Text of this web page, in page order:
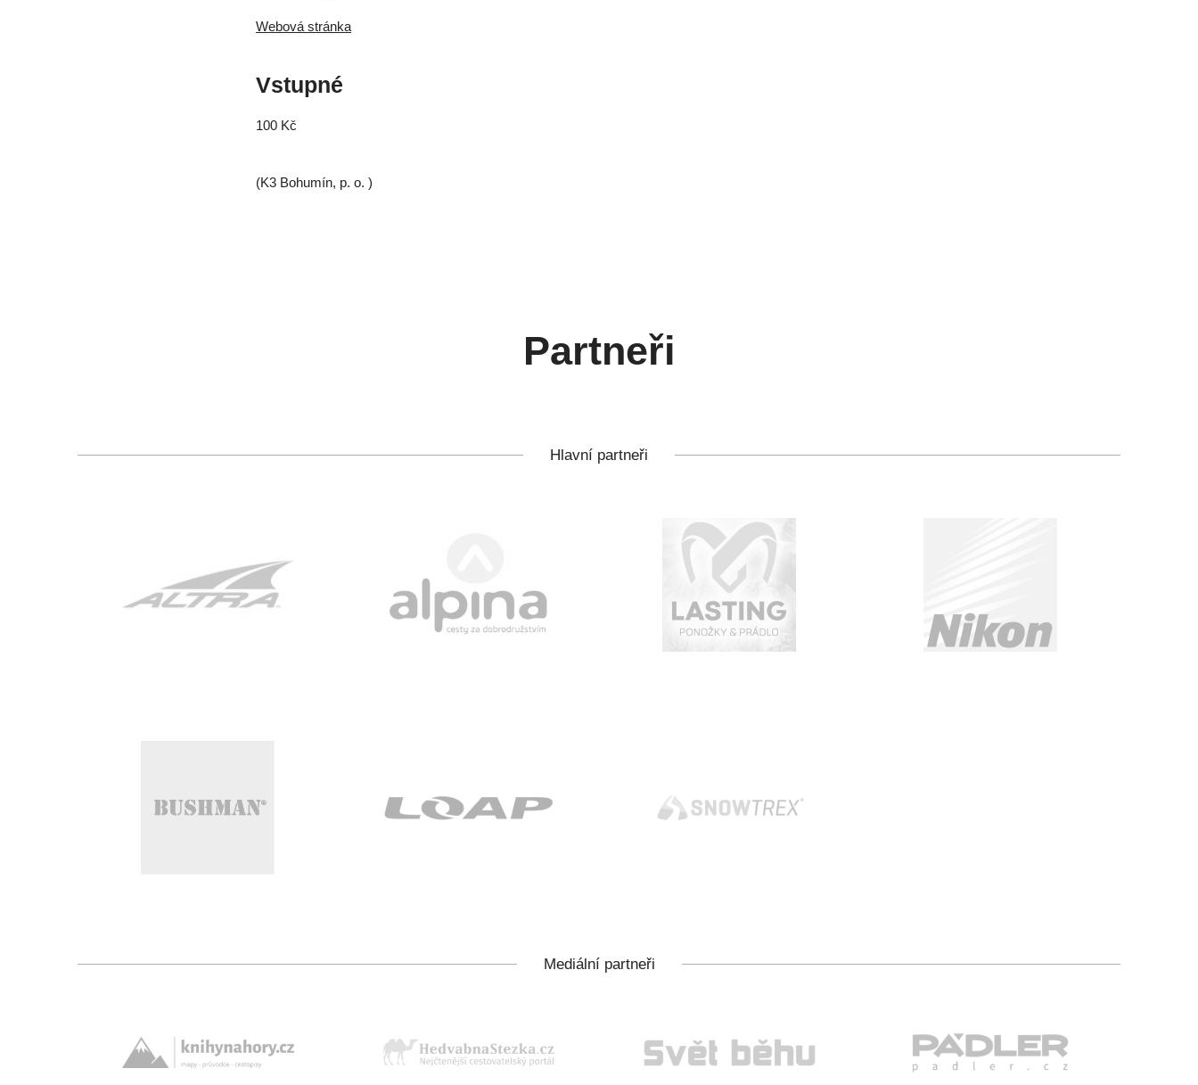
Webová stránka
Vstupné
100 Kč
(K3 Bohumín, p. o. )
Partneři